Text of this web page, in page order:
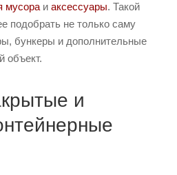
мусора и аксессуары. Такой
подобрать не только саму
бункеры и дополнительные
объект.
и